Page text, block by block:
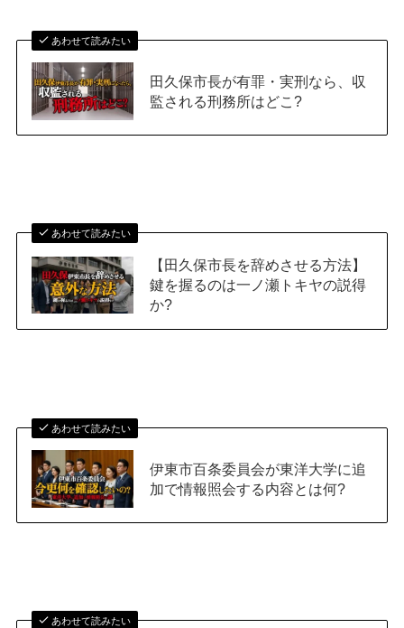
あわせて読みたい
田久保市長が有罪・実刑なら、収
監される刑務所はどこ?
あわせて読みたい
【田久保市長を辞めさせる方法】
鍵を握るのは一ノ瀬トキヤの説得
か?
あわせて読みたい
伊東市百条委員会が東洋大学に追
加で情報照会する内容とは何?
あわせて読みたい